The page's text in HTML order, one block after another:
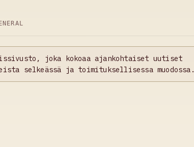
joka kokoaa ajankohtaiset uutiset
selkeässä ja toimituksellisessa muodossa.